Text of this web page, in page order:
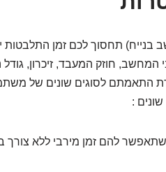
תחסוך לכם זמן התלבטות
חוזק המעבד, זיכרון, גודל
התאמתם לסוגים שונים של
:
שתאפשר להם זמן מירבי ללא